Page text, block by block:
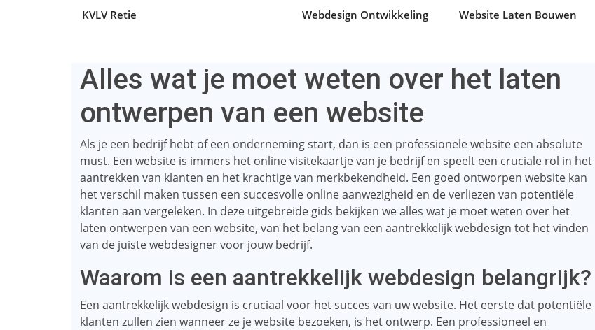
KVLV Retie Webdesign Ontwikkeling Website Laten Bouwen
Alles wat je moet weten over het laten
ontwerpen van een website
Als je een bedrijf hebt of een onderneming start, dan is een professionele website een absolute
must. Een website is immers het online visitekaartje van je bedrijf en speelt een cruciale rol in het
aantrekken van klanten en het krachtige van merkbekendheid. Een goed ontworpen website kan
het verschil maken tussen een succesvolle online aanwezigheid en de verliezen van potentiële
klanten aan vergeleken. In deze uitgebreide gids bekijken we alles wat je moet weten over het
laten ontwerpen van een website, van het belang van een aantrekkelijk webdesign tot het vinden
van de juiste webdesigner voor jouw bedrijf.
Waarom is een aantrekkelijk webdesign belangrijk?
Een aantrekkelijk webdesign is cruciaal voor het succes van uw website. Het eerste dat potentiële
klanten zullen zien wanneer ze je website bezoeken, is het ontwerp. Een professioneel en